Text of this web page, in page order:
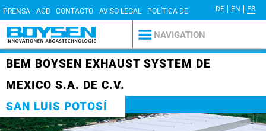
DE EN ES
PRENSA AGB CONTACTO AVISO LEGAL POLÍTICA DE
PRIVACIDAD NAVIGATION
BEM BOYSEN EXHAUST SYSTEM DE
MEXICO S.A. DE C.V.
SAN LUIS POTOSÍ